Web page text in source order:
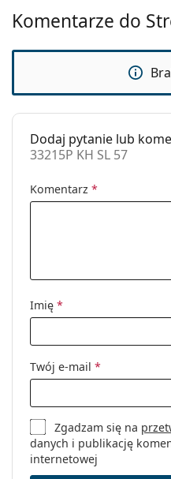
Marka:
SN
Komentarze do
Dodaj pytanie lub
33215P KH SL 57
Komentarz *
Imię *
Twój e-mail *
Zgadzam się na
danych i publikację
internetowej